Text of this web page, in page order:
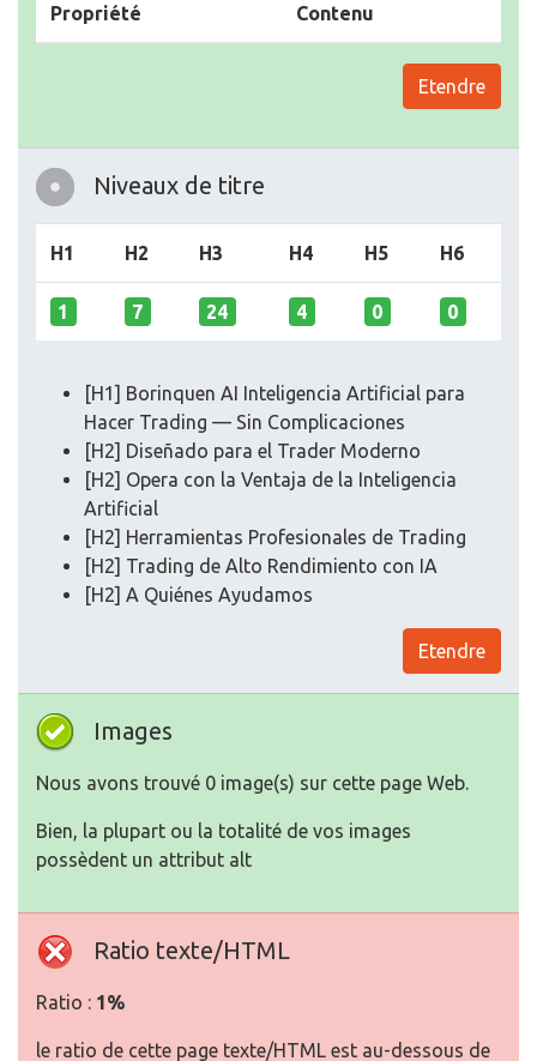
Propriété Contenu
Etendre
Niveaux de titre
H1 H2 H3 H4 H5 H6
1 7 24 4 0 0
[H1] Borinquen AI Inteligencia Artificial para
Hacer Trading — Sin Complicaciones
[H2] Diseñado para el Trader Moderno
[H2] Opera con la Ventaja de la Inteligencia
Artificial
[H2] Herramientas Profesionales de Trading
[H2] Trading de Alto Rendimiento con IA
[H2] A Quiénes Ayudamos
Etendre
Images
Nous avons trouvé 0 image(s) sur cette page Web.
Bien, la plupart ou la totalité de vos images
possèdent un attribut alt
Ratio texte/HTML
Ratio : 1%
le ratio de cette page texte/HTML est au-dessous de